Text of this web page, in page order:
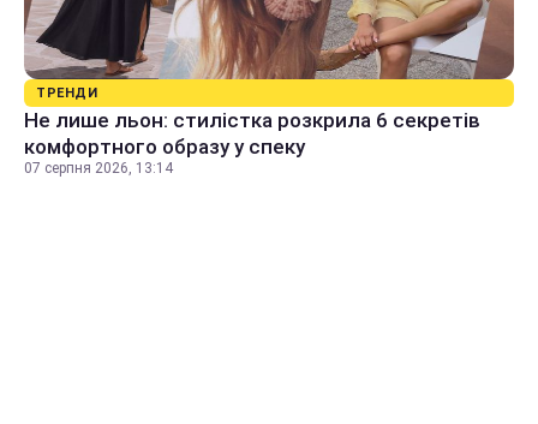
ТРЕНДИ
Не лише льон: стилістка розкрила 6 секретів
комфортного образу у спеку
07 серпня 2026, 13:14